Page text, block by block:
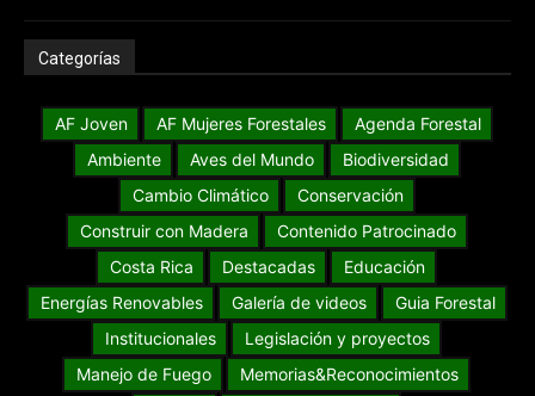
Categorías
AF Joven AF Mujeres Forestales
Agenda Forestal
Ambiente
Aves del Mundo
Biodiversidad
Cambio Climático
Conservación
Construir con Madera
Contenido Patrocinado
Costa Rica
Destacadas
Educación
Energías Renovables
Galería de videos
Guia Forestal
Institucionales
Legislación y proyectos
Manejo de Fuego
Memorias&Reconocimientos